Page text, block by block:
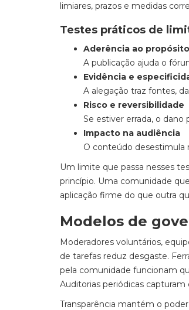
limiares, prazos e medidas
Testes práticos de
Aderência ao propósito
A publicação ajuda o
Evidência e
A alegação traz fontes,
Risco e reversibilidade
Se estiver errada, o
Impacto na audiência
O conteúdo desestimula
Um limite que passa nesses
princípio. Uma comunidade
aplicação firme do que outra
Modelos de
Moderadores voluntários,
de tarefas reduz desgaste.
pela comunidade funcionam
Auditorias periódicas capturam
Transparência mantém o